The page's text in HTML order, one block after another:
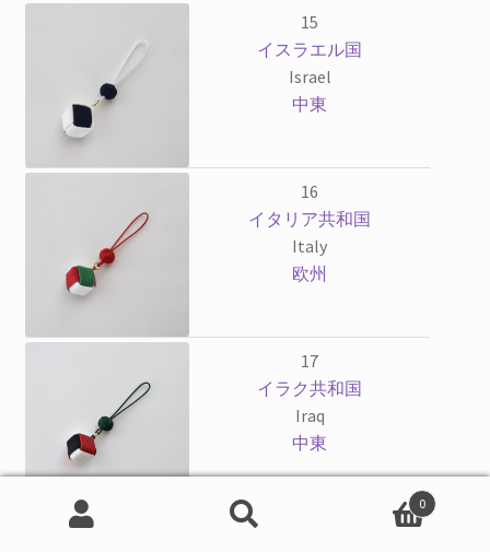
15
イスラエル国
Israel
中東
16
イタリア共和国
Italy
欧州
17
イラク共和国
Iraq
中東
0